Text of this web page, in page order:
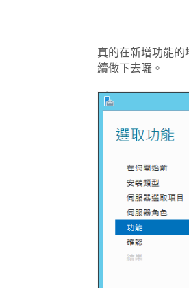
真的在新增功能的
續做下去囉。